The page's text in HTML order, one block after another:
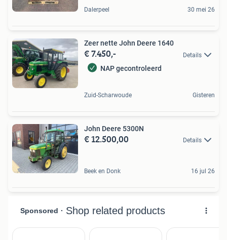
Dalerpeel 30 mei 26
Zeer nette John Deere 1640
€ 7.450,- Details
NAP gecontroleerd
Zuid-Scharwoude Gisteren
John Deere 5300N
€ 12.500,00 Details
Beek en Donk 16 jul 26